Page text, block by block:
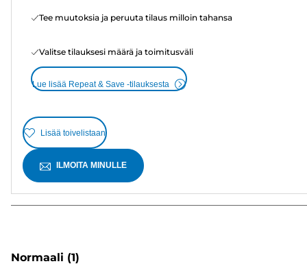
Tee muutoksia ja peruuta tilaus milloin tahansa
Valitse tilauksesi määrä ja toimitusväli
Lue lisää Repeat & Save -tilauksesta
Lisää toivelistaan
ILMOITA MINULLE
Normaali (1)